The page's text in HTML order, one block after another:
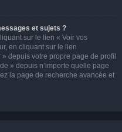
et sujets ?
sur le lien « Voir vos
en cliquant sur le lien
depuis votre propre page de profil
» depuis n’importe quelle page
la page de recherche avancée et